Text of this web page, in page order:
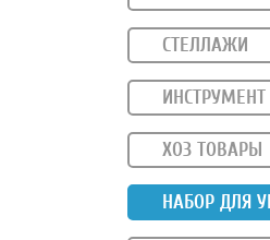
СТЕЛЛАЖИ
ИНСТРУМЕНТ
ХОЗ ТОВАРЫ
НАБОР ДЛЯ